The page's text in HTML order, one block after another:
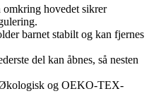
omkring hovedet sikrer
barnet stabilt og kan fjernes
del kan åbnes, så nesten
og OEKO-TEX-